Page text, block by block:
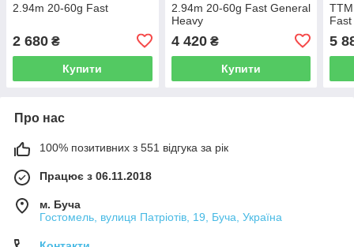
2.94m 20-60g Fast
2 680 ₴
Купити
2.94m 20-60g Fast General
Heavy
4 420₴
Купити
Fast
5
Про нас
100% позитивних з 551 відгука за рік
Працює з 06.11.2018
м. Буча
Гостомель, вулиця Патріотів, 19, Буча, Україна